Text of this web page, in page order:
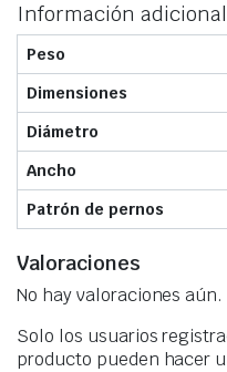
Información adicional
Peso
Dimensiones
Diámetro
Ancho
Patrón de pernos
Valoraciones
No hay valoraciones aún.
Solo los usuarios
producto pueden hacer